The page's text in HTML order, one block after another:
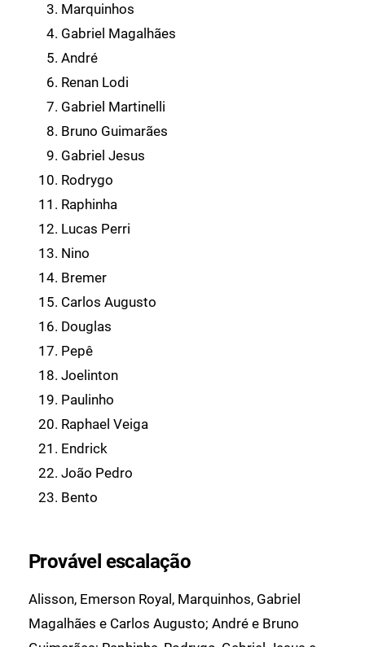
Marquinhos
Gabriel Magalhães
André
Renan Lodi
Gabriel Martinelli
Bruno Guimarães
Gabriel Jesus
Rodrygo
Raphinha
Lucas Perri
Nino
Bremer
Carlos Augusto
Douglas
Pepê
Joelinton
Paulinho
Raphael Veiga
Endrick
João Pedro
Bento
Provável escalação
Alisson, Emerson Royal, Marquinhos, Gabriel
Magalhães e Carlos Augusto; André e Bruno